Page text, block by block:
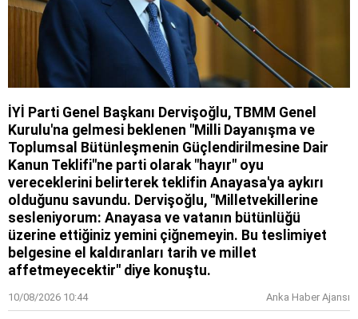
İYİ Parti Genel Başkanı Dervişoğlu, TBMM Genel
Kurulu'na gelmesi beklenen "Milli Dayanışma ve
Toplumsal Bütünleşmenin Güçlendirilmesine Dair
Kanun Teklifi"ne parti olarak "hayır" oyu
vereceklerini belirterek teklifin Anayasa'ya aykırı
olduğunu savundu. Dervişoğlu, "Milletvekillerine
sesleniyorum: Anayasa ve vatanın bütünlüğü
üzerine ettiğiniz yemini çiğnemeyin. Bu teslimiyet
belgesine el kaldıranları tarih ve millet
affetmeyecektir" diye konuştu.
10/08/2026 10:44 Anka Haber Ajansı